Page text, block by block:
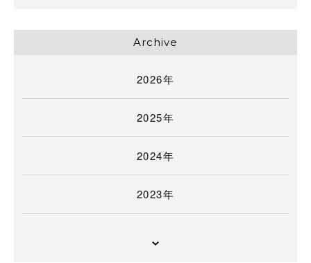
Archive
2026年
2025年
2024年
2023年